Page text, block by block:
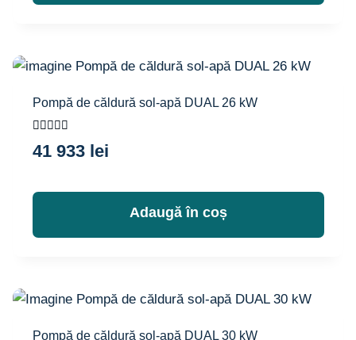
Pompă de căldură sol-apă DUAL 26 kW
Evaluat la
5.00
41 933 lei
Adaugă în coș
Pompă de căldură sol-apă DUAL 30 kW